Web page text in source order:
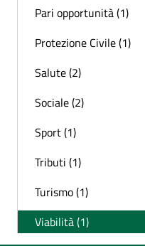
Pari opportunità (1)
Protezione Civile (1)
Salute (2)
Sociale (2)
Sport (1)
Tributi (1)
Turismo (1)
Viabilità (1)